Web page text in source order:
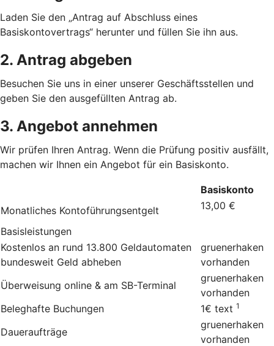
Laden Sie den „Antrag auf Abschluss eines
Basiskontovertrags“ herunter und füllen Sie ihn aus.
2. Antrag abgeben
Besuchen Sie uns in einer unserer Geschäftsstellen und
geben Sie den ausgefüllten Antrag ab.
3. Angebot annehmen
Wir prüfen Ihren Antrag. Wenn die Prüfung positiv ausfällt,
machen wir Ihnen ein Angebot für ein Basiskonto.
Basiskonto
Monatliches Kontoführungsentgelt
13,00 €
Basisleistungen
Kostenlos an rund 13.800 Geldautomaten
bundesweit Geld abheben
gruenerhaken
vorhanden
Überweisung online & am SB-Terminal
gruenerhaken
vorhanden
Beleghafte Buchungen
1€ text 1
Daueraufträge
gruenerhaken
vorhanden